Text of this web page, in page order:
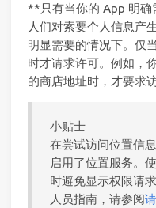
**只有当你的 App 明确
人们对索要个人信息产
明显需要的情况下。仅
时才请求许可。例如，
的商店地址时，才要求
小贴士
在尝试访问位置信
启用了位置服务。
时避免显示权限请
人员指南，请参阅